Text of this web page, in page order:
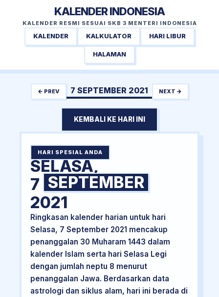
KALENDER INDONESIA
KALENDER RESMI SESUAI SKB 3 MENTERI INDONESIA
KALENDER KALKULATOR HARI LIBUR
HALAMAN
← PREV 7 SEPTEMBER 2021 NEXT →
KEMBALI KE HARI INI
HARI SPESIAL ANDA
SELASA,
7 SEPTEMBER
2021
Ringkasan kalender harian untuk hari
Selasa, 7 September 2021 mencakup
penanggalan 30 Muharam 1443 dalam
kalender Islam serta hari Selasa Legi
dengan jumlah neptu 8 menurut
penanggalan Jawa. Berdasarkan data
astrologi dan siklus alam, hari ini berada di